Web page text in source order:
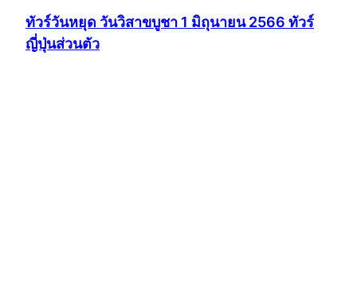
ทัวร์วันหยุด วันวิสาขบูชา 1 มิถุนายน 2566 ทัวร์
ญี่ปุ่นส่วนตัว